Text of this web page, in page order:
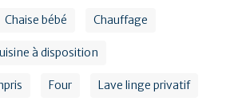
Chaise bébé Chauffage
à disposition
Four Lave linge privatif